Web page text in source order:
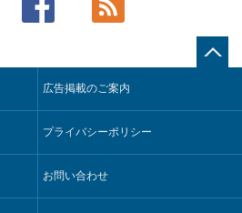
究開始
Arm編】チップ自社製造で鍵を握る台
を組織横断で活用するためのナレッジ
供
に実装
を組織横断で活用するためのナレッジ
売計画策定に向けたAIシステムを本格
広告掲載のご案内
プライバシーポリシー
お問い合わせ